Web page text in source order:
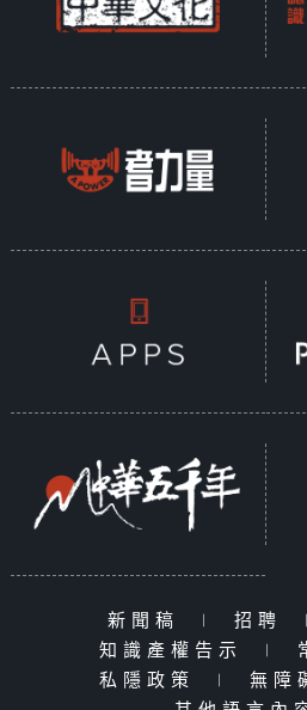
新聞稿 | 招聘 |
知識產權告示
|
私隱政策
| 無障